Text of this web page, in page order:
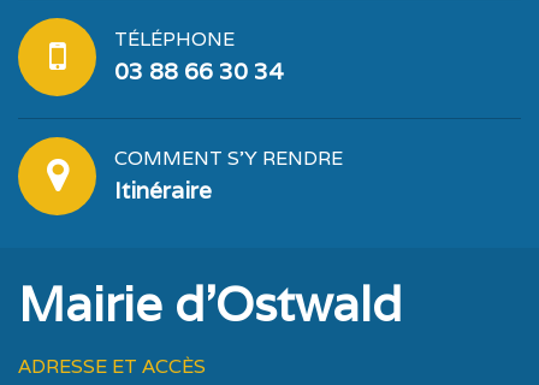
TÉLÉPHONE
03 88 66 30 34
COMMENT S'Y RENDRE
Itinéraire
Mairie d'Ostwald
ADRESSE ET ACCÈS